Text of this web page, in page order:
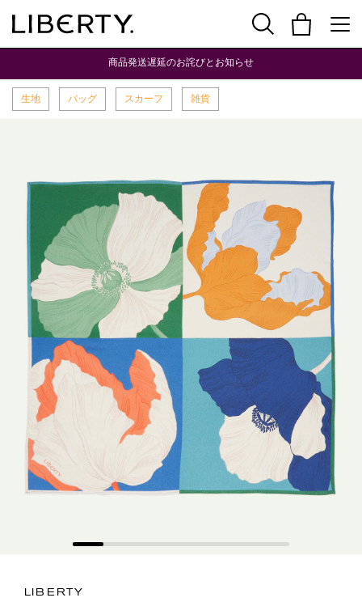
商品発送遅延のお詫びとお知らせ
生地 バッグ スカーフ 雑貨
LIBERTY